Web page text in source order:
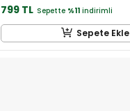
799 TL Sepette %11 indirimli
Sepete Ekle